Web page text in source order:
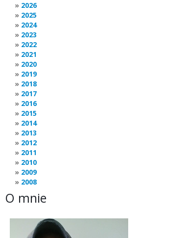
2026
2025
2024
2023
2022
2021
2020
2019
2018
2017
2016
2015
2014
2013
2012
2011
2010
2009
2008
O mnie